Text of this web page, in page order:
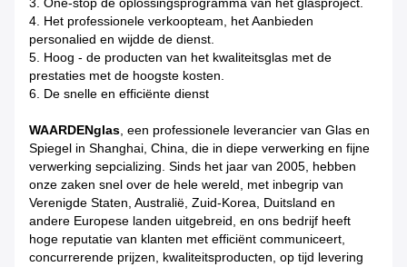
3. One-stop de oplossingsprogramma van het glasproject.
4. Het professionele verkoopteam, het Aanbieden
personalied en wijdde de dienst.
5. Hoog - de producten van het kwaliteitsglas met de
prestaties met de hoogste kosten.
6. De snelle en efficiënte dienst
WAARDENglas, een professionele leverancier van Glas en
Spiegel in Shanghai, China, die in diepe verwerking en fijne
verwerking sepcializing. Sinds het jaar van 2005, hebben
onze zaken snel over de hele wereld, met inbegrip van
Verenigde Staten, Australië, Zuid-Korea, Duitsland en
andere Europese landen uitgebreid, en ons bedrijf heeft
hoge reputatie van klanten met efficiënt communiceert,
concurrerende prijzen, kwaliteitsproducten, op tijd levering